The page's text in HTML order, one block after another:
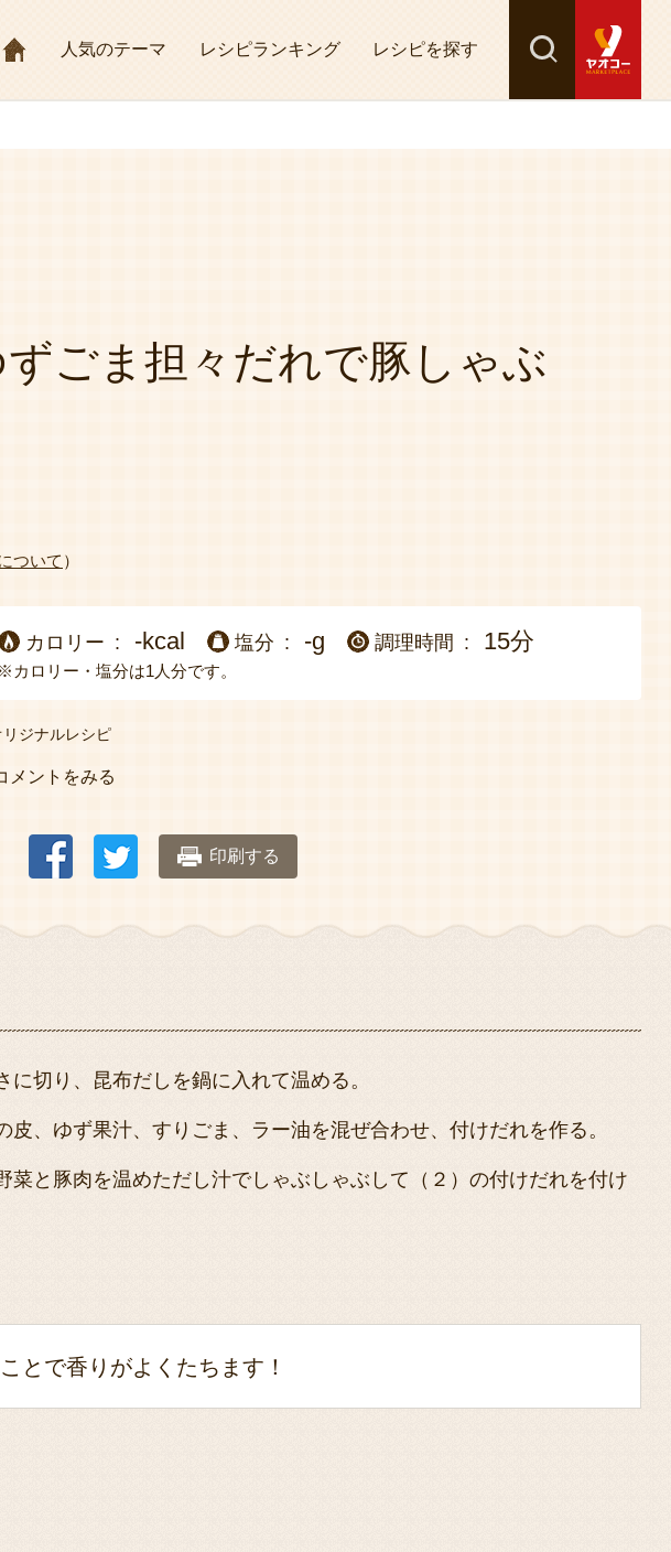
HOME人気のテーマ レシピランキング レシピを探す 検索
探す
ずごま担々だれで豚しゃぶ
ついて ）
カロリー -kcal 塩分 -g 調理時間 15分
※カロリー・塩分は1人分です。
リジナルレシピ
メントをみる
印刷する
に切り、昆布だしを鍋に入れて温める。
皮、ゆず果汁、すりごま、ラー油を混ぜ合わせ、付けだれを作る。
菜と豚肉を温めただし汁でしゃぶしゃぶして（２）の付けだれを付け
とで香りがよくたちます！